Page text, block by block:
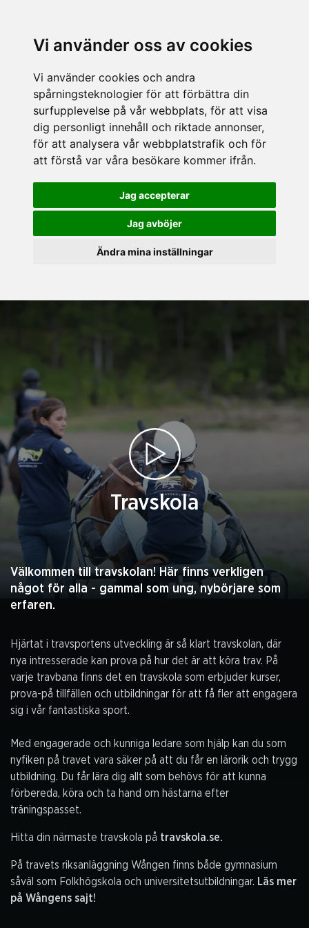
Vi använder oss av cookies
Vi använder cookies och andra
spårningsteknologier för att förbättra din
surfupplevelse på vår webbplats, för att visa
dig personligt innehåll och riktade annonser,
för att analysera vår webbplatstrafik och för
att förstå var våra besökare kommer ifrån.
Jag accepterar
Jag avböjer
Ändra mina inställningar
Travskola
Välkommen till travskolan! Här finns verkligen
något för alla - gammal som ung, nybörjare som
erfaren.
Hjärtat i travsportens utveckling är så klart travskolan, där
nya intresserade kan prova på hur det är att köra trav. På
varje travbana finns det en travskola som erbjuder kurser,
prova-på tillfällen och utbildningar för att få fler att engagera
sig i vår fantastiska sport.
Med engagerade och kunniga ledare som hjälp kan du som
nyfiken på travet vara säker på att du får en lärorik och trygg
utbildning. Du får lära dig allt som behövs för att kunna
förbereda, köra och ta hand om hästarna efter
träningspasset.
Hitta din närmaste travskola på travskola.se.
På travets riksanläggning Wången finns både gymnasium
såväl som Folkhögskola och universitetsutbildningar. Läs mer
på Wångens sajt!